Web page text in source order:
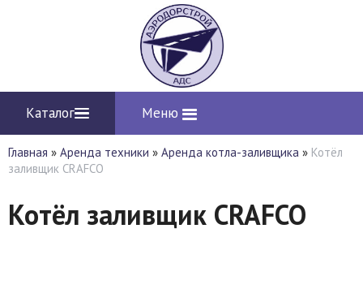
Каталог Меню
Главная » Аренда техники » Аренда котла-заливщика » Котёл
заливщик CRAFCO
Котёл заливщик CRAFCO